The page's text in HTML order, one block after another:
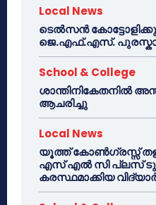
Local News
ടെൽസൻ
ജെ.എഫ്.എസ്.
School & College
ശാന്തിനികേതനിൽ
ആചരിച്ചു
Local News
യൂത്ത് കോൺഗ്രസ്സ്
എസ് എൽ സി പ്ലസ് ടു
കരസ്ഥമാക്കിയ